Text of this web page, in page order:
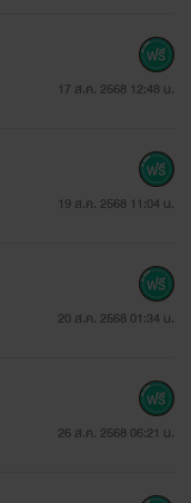
17 ส.ค. 2568 12:48 น.
19 ส.ค. 2568 11:04 น.
20 ส.ค. 2568 01:34 น.
26 ส.ค. 2568 06:21 น.